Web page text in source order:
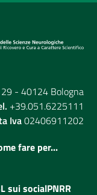
29 - 40124 Bologna
+39.051.6225111
Iva02406911202
fare per...
sui socialPNRR